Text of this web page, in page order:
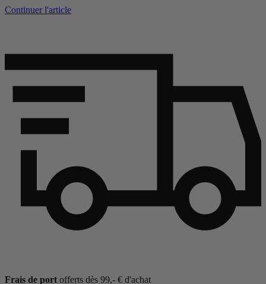
Continuer l'article
Frais de port offerts dès 99,- € d'achat